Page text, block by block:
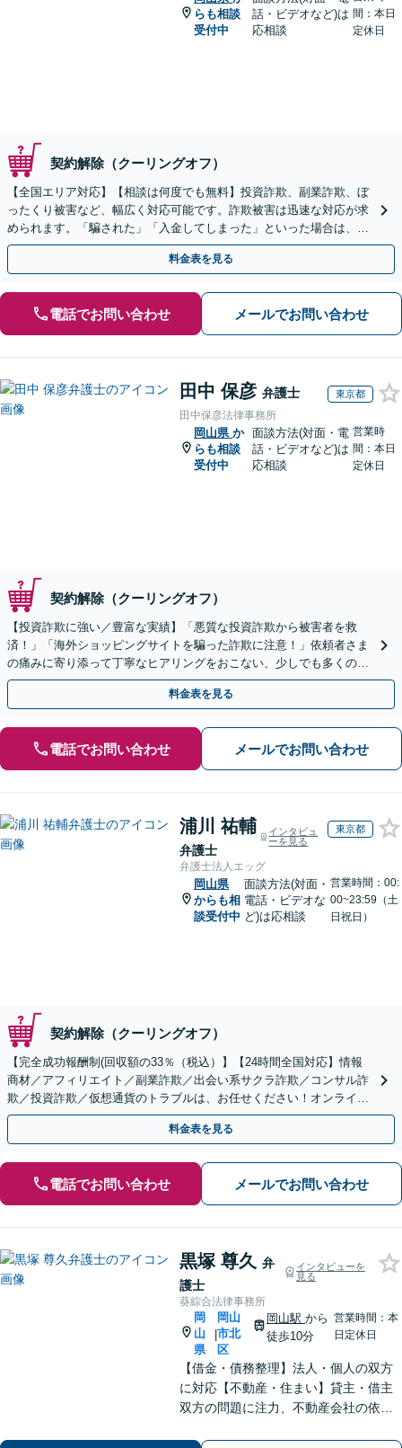
らも相談
受付中
話・ビデオなど)は
応相談
間：本日
定休日
契約解除（クーリングオフ）
【全国エリア対応】【相談は何度でも無料】投資詐欺、副業詐欺、ぼ
ったくり被害など、幅広く対応可能です。詐欺被害は迅速な対応が求
められます。「騙された」「入金してしまった」といった場合は、お
早めにご相談ください。【電話・メール・WEB相談可】
料金表を見る
電話でお問い合わせ メールでお問い合わせ
田中 保彦 弁護士 東京都
田中保彦法律事務所
岡山県 か
らも相談
受付中
面談方法(対面・電
話・ビデオなど)は
応相談
営業時
間：本日
定休日
契約解除（クーリングオフ）
【投資詐欺に強い／豊富な実績】「悪質な投資詐欺から被害者を救
済！」「海外ショッピングサイトを騙った詐欺に注意！」依頼者さま
の痛みに寄り添って丁寧なヒアリングをおこない、少しでも多くの返
金が得られるよう尽力します！
料金表を見る
電話でお問い合わせ メールでお問い合わせ
浦川 祐輔
弁護士
インタビュ
ーを見る
東京都
弁護士法人エッグ
岡山県
からも相
談受付中
面談方法(対面・
電話・ビデオな
ど)は応相談
営業時間：00:
00~23:59（土
日祝日）
契約解除（クーリングオフ）
【完全成功報酬制(回収額の33％（税込）】【24時間全国対応】情報
商材／アフィリエイト／副業詐欺／出会い系サクラ詐欺／コンサル詐
欺／投資詐欺／仮想通貨のトラブルは、お任せください！オンライン
のみで解決も可能！
料金表を見る
電話でお問い合わせ メールでお問い合わせ
黒塚 尊久 弁
護士
インタビューを
見る
葵綜合法律事務所
岡
山
県
|
岡山
市北
区
岡山駅 から
徒歩10分
営業時間：本
日定休日
【借金・債務整理】法人・個人の双方
に対応【不動産・住まい】貸主・借主
双方の問題に注力、不動産会社の依頼